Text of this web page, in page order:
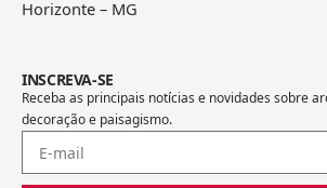
Horizonte – MG
INSCREVA-SE
Receba as principais notícias e novidades sobre
decoração e paisagismo.